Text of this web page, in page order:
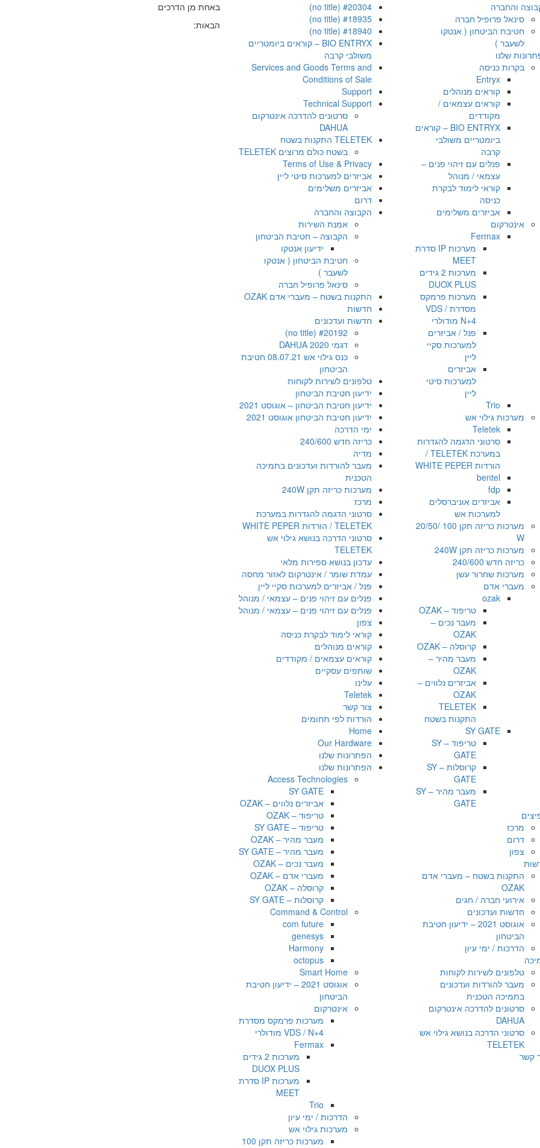
באחת מן הדרכים
הבאות:
#20304 (no title)
#18935 (no title)
#18940 (no title)
BIO ENTRYX – קוראים ביומטריים
משולבי קרבה
Services and Goods Terms and
Conditions of Sale
Support
Technical Support
סרטונים להדרכה אינטרקום
DAHUA
TELETEK התקנות בשטח
בשטח כולם מרוצים TELETEK
Terms of Use & Privacy
אביזרים למערכות סיטי ליין
אביזרים משלימים
דרום
הקבוצה והחברה
אמנת השירות
הקבוצה – חטיבת הביטחון
ידיעון אנטקו
חטיבת הביטחון ( אנטקו
לשעבר )
סינאל פרופיל חברה
התקנות בשטח – מעברי אדם OZAK
חדשות
חדשות ועדכונים
#20192 (no title)
דגמי DAHUA 2020
כנס גילוי אש 08.07.21 חטיבת
הביטחון
טלפונים לשירות לקוחות
ידיעון חטיבת הביטחון
ידיעון חטיבת הביטחון – אוגוסט 2021
ידיעון חטיבת הביטחון אוגוסט 2021
ימי הדרכה
כריזה חדש 240/600
מדיה
מעבר להורדות ועדכונים בתמיכה
הטכנית
מערכות כריזה תקן 240W
מרכז
סרטוני הדגמה להגדרות במערכת
TELETEK / הורדות WHITE PEPER
סרטוני הדרכה בנושא גילוי אש
TELETEK
עדכון בנושא ספירות מלאי
עמדת שומר / אינטרקום לאזור מחסה
פנל / אביזרים למערכות סקיי ליין
פנלים עם זיהוי פנים – עצמאי / מנוהל
פנלים עם זיהוי פנים – עצמאי / מנוהל
צפון
קוראי לימוד לבקרת כניסה
קוראים מנוהלים
קוראים עצמאים / מקודדים
שותפים עסקיים
עלינו
Teletek
צור קשר
הורדות לפי תחומים
Home
Our Hardware
הפתרונות שלנו
הפתרונות שלנו
Access Technologies
SY GATE
אביזרים נלווים – OZAK
טריפוד – OZAK
טריפוד – SY GATE
מעבר מהיר – OZAK
מעבר מהיר – SY GATE
מעבר נכים – OZAK
מעברי אדם – OZAK
קרוסלה – OZAK
קרוסלות – SY GATE
Command & Control
com future
genesys
Harmony
octopus
Smart Home
אוגוסט 2021 – ידיעון חטיבת
הביטחון
אינטרקום
מערכות פרמקס מסדרת
VDS / N+4 מודולרי
Fermax
מערכות 2 גידים
DUOX PLUS
מערכות IP סדרת
MEET
Trio
הדרכות / ימי עיון
מערכות גילוי אש
מערכות כריזה תקן 100
והחברה
סינאל פרופיל חברה
חטיבת הביטחון ( אנטקו
לשעבר )
שלנו
בקרות כניסה
Entryx
קוראים מנוהלים
קוראים עצמאים /
מקודדים
BIO ENTRYX – קוראים
ביומטריים משולבי
קרבה
פנלים עם זיהוי פנים –
עצמאי / מנוהל
קוראי לימוד לבקרת
כניסה
אביזרים משלימים
אינטרקום
Fermax
מערכות IP סדרת
MEET
מערכות 2 גידים
DUOX PLUS
מערכות פרמקס
מסדרת VDS /
N+4 מודולרי
פנל / אביזרים
למערכות סקיי
ליין
אביזרים
למערכות סיטי
ליין
Trio
מערכות גילוי אש
Teletek
סרטוני הדגמה להגדרות
במערכת TELETEK /
הורדות WHITE PEPER
bentel
fdp
אביזרים אוניברסלים
למערכות אש
מערכות כריזה תקן 100 /20/50
W
מערכות כריזה תקן 240W
כריזה חדש 240/600
מערכות שחרור עשן
מעברי אדם
ozak
טריפוד – OZAK
מעבר נכים –
OZAK
קרוסלה – OZAK
מעבר מהיר –
OZAK
אביזרים נלווים –
OZAK
TELETEK
התקנות בשטח
SY GATE
טריפוד – SY
GATE
קרוסלות – SY
GATE
מעבר מהיר – SY
GATE
מרכז
דרום
צפון
התקנות בשטח – מעברי אדם
OZAK
אירועי חברה / חגים
חדשות ועדכונים
אוגוסט 2021 – ידיעון חטיבת
הביטחון
הדרכות / ימי עיון
טלפונים לשירות לקוחות
מעבר להורדות ועדכונים
בתמיכה הטכנית
סרטונים להדרכה אינטרקום
DAHUA
סרטוני הדרכה בנושא גילוי אש
TELETEK
קשר